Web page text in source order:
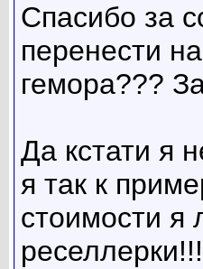
Спасибо за
перенести
гемора???
Да кстати я
я так к
стоимости я
реселлерки!!!